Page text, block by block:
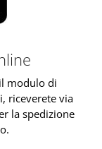
modulo di
riceverete via
la spedizione